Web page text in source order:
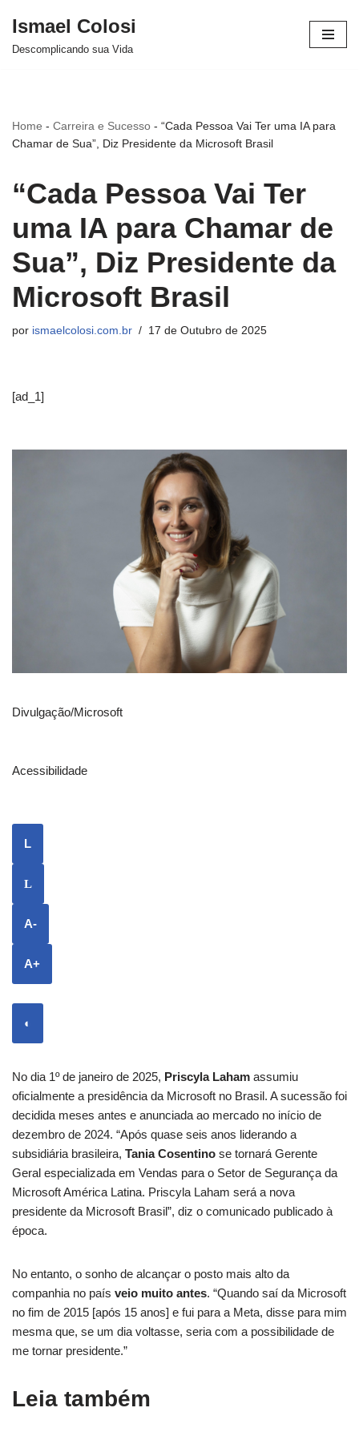
Avançar
Ismael Colosi
Descomplicando sua Vida
Home - Carreira e Sucesso - “Cada Pessoa Vai Ter uma IA para
Chamar de Sua”, Diz Presidente da Microsoft Brasil
“Cada Pessoa Vai Ter
uma IA para Chamar de
Sua”, Diz Presidente da
Microsoft Brasil
por ismaelcolosi.com.br 17 de Outubro de 2025
[ad_1]
Divulgação/Microsoft
Acessibilidade
L
L
A-
A+
◐
No dia 1º de janeiro de 2025, Priscyla Laham assumiu
oficialmente a presidência da Microsoft no Brasil. A sucessão foi
decidida meses antes e anunciada ao mercado no início de
dezembro de 2024. “Após quase seis anos liderando a
subsidiária brasileira, Tania Cosentino se tornará Gerente
Geral especializada em Vendas para o Setor de Segurança da
Microsoft América Latina. Priscyla Laham será a nova
presidente da Microsoft Brasil”, diz o comunicado publicado à
época.
No entanto, o sonho de alcançar o posto mais alto da
companhia no país veio muito antes. “Quando saí da Microsoft
no fim de 2015 [após 15 anos] e fui para a Meta, disse para mim
mesma que, se um dia voltasse, seria com a possibilidade de
me tornar presidente.”
Leia também